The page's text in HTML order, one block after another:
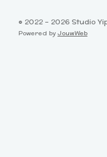
© 2022 - 2026 Studio
Powered by JouwWeb